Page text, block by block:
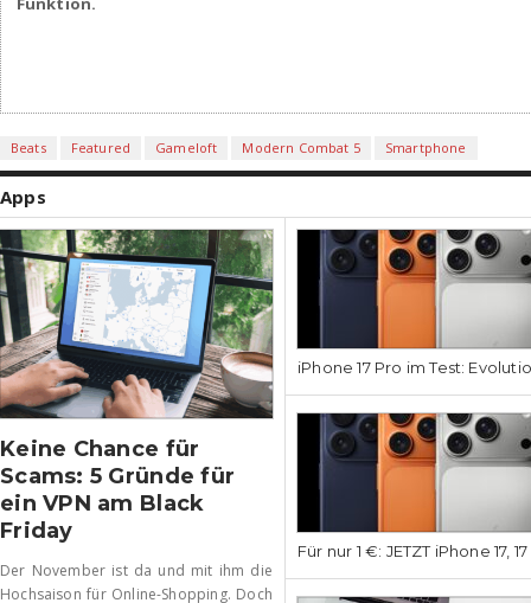
Beats Featured Gameloft Modern Combat 5 Smartphone
Apps
Keine Chance für
Scams: 5 Gründe für
ein VPN am Black
Friday
Der November ist da und mit ihm die
Hochsaison für Online-Shopping. Doch
iPhone 17 Pro im Test:
Für nur 1 €: JETZT iPhone 17,